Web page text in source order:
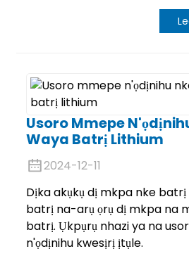
Usoro Mmepe
Waya Batrị Lithium
2024-12-11
Dịka akụkụ dị mkpa nke
batrị na-arụ ọrụ dị mkpa na
batrị. Ụkpụrụ nhazi ya na
n'ọdịnihu kwesịrị ịtụle.